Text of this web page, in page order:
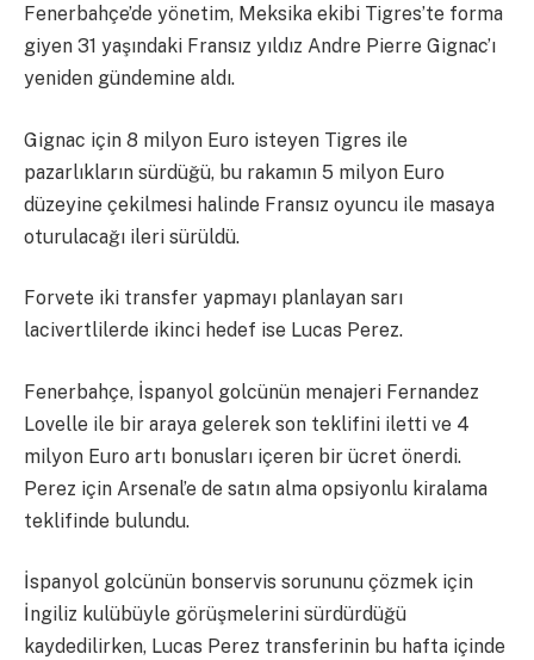
Fenerbahçe’de yönetim, Meksika ekibi Tigres’te forma
giyen 31 yaşındaki Fransız yıldız Andre Pierre Gignac’ı
yeniden gündemine aldı.
Gignac için 8 milyon Euro isteyen Tigres ile
pazarlıkların sürdüğü, bu rakamın 5 milyon Euro
düzeyine çekilmesi halinde Fransız oyuncu ile masaya
oturulacağı ileri sürüldü.
Forvete iki transfer yapmayı planlayan sarı
lacivertlilerde ikinci hedef ise Lucas Perez.
Fenerbahçe, İspanyol golcünün menajeri Fernandez
Lovelle ile bir araya gelerek son teklifini iletti ve 4
milyon Euro artı bonusları içeren bir ücret önerdi.
Perez için Arsenal’e de satın alma opsiyonlu kiralama
teklifinde bulundu.
İspanyol golcünün bonservis sorununu çözmek için
İngiliz kulübüyle görüşmelerini sürdürdüğü
kaydedilirken, Lucas Perez transferinin bu hafta içinde